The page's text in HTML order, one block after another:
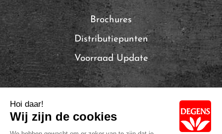
Brochures
Distributiepunten
Voorraad Update
Local Brands of Solina